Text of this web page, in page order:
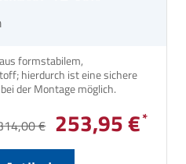
formstabilem,
hierdurch ist eine sichere
€ 253,95 €